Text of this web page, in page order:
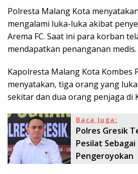
Polresta Malang Kota
mengalami luka-luka akibat
Arema FC. Saat ini para korban
mendapatkan penanganan medis.
Kapolresta Malang Kota Kombes
menyatakan, tiga orang yang
sekitar dan dua orang penjaga di
Baca Juga:
Polres Gresik
Pesilat
Pengeroyokan